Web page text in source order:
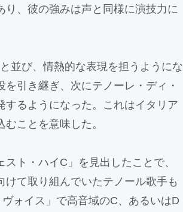
、彼の強みは声と同様に演技力に
並び、情熱的な表現を担うようにな
引き継ぎ、次にテノーレ・ディ・
するようになった。これはイタリア
ことを意味した。
ト・ハイC」を見出したことで、
て取り組んでいたテノール歌手も
ォイス」で高音域のC、あるいはD